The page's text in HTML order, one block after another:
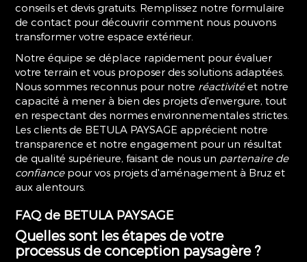
conseils et devis gratuits. Remplissez notre formulaire
de contact pour découvrir comment nous pouvons
transformer votre espace extérieur.
Notre équipe se déplace rapidement pour évaluer
votre terrain et vous proposer des solutions adaptées.
Nous sommes reconnus pour notre réactivitéet notre
capacité à mener à bien des projets d'envergure, tout
en respectant des normes environnementales strictes.
Les clients de BETULA PAYSAGE apprécient notre
transparence et notre engagement pour un résultat
de qualité supérieure, faisant de nous un partenaire de
confiancepour vos projets d'aménagement à Bruz et
aux alentours.
FAQ de BETULA PAYSAGE
Quelles sont les étapes de votre
processus de conception paysagère ?